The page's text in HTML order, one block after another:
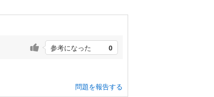
参考になった 0
問題を報告する